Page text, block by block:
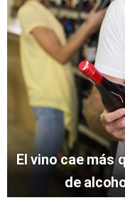
El vino cae más
de